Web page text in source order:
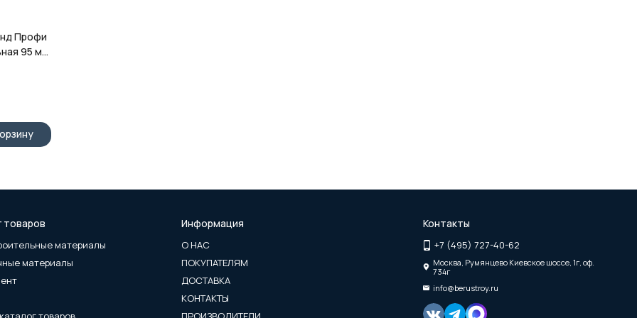
Профи
95 мм
товаров
материалы
материалы
Информация
О НАС
ПОКУПАТЕЛЯМ
ДОСТАВКА
КОНТАКТЫ
Контакты
+7 (495) 727-40-62
Москва, Румянцево Киевское шоссе, 1г, оф.
734г
info@berustroy.ru